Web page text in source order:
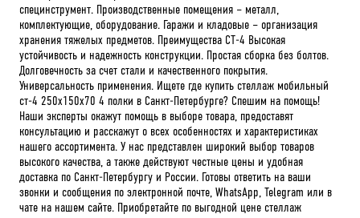
специнструмент. Производственные помещения – металл,
комплектующие, оборудование. Гаражи и кладовые – организация
хранения тяжелых предметов. Преимущества СТ-4 Высокая
устойчивость и надежность конструкции. Простая сборка без болтов.
Долговечность за счет стали и качественного покрытия.
Универсальность применения. Ищете где купить стеллаж мобильный
ст-4 250x150x70 4 полки в Санкт-Петербурге? Спешим на помощь!
Наши эксперты окажут помощь в выборе товара, предоставят
консультацию и расскажут о всех особенностях и характеристиках
нашего ассортимента. У нас представлен широкий выбор товаров
высокого качества, а также действуют честные цены и удобная
доставка по Санкт-Петербургу и России. Готовы ответить на ваши
звонки и сообщения по электронной почте, WhatsApp, Telegram или в
чате на нашем сайте. Приобретайте по выгодной цене стеллаж